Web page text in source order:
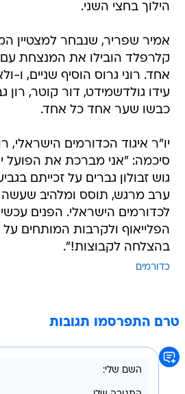
הילוך בחצי השני.
אמיר שפריר, שנבחר למצטיין
קלרפלד הובילו את המנצחת
אחד. רוני גרוס הוסיף שניים, ו-
עידו גולדשמידט, דור קוטר, רון
כבשו שער אחד כל אחד.
יו"ר איגוד הכדורמים הישראלי,
סיכמה: "אני מברכת את הפועל
גוש זבולון גברים על זכייתם
ערב מרגש, תוסס ומלהיב שעשה
לכדורמים הישראלי. הפנים
הפלייאוף ולקרבות המותחים
בהצלחה לקבוצות!".
כדורמים
טרם התפרסמו תגובות